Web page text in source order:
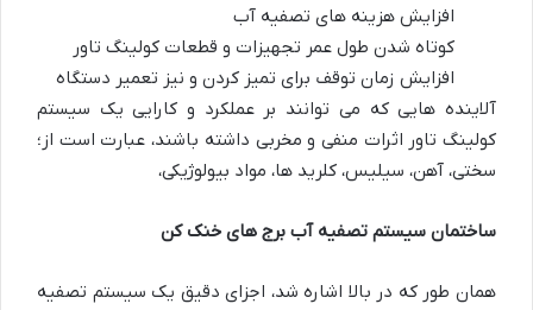
افزایش هزینه های تصفیه آب
کوتاه شدن طول عمر تجهیزات و قطعات کولینگ تاور
افزایش زمان توقف برای تمیز کردن و نیز تعمیر دستگاه
آلاینده هایی که می توانند بر عملکرد و کارایی یک سیستم
کولینگ تاور اثرات منفی و مخربی داشته باشند، عبارت است از؛
سختی، آهن، سیلیس، کلرید ها، مواد بیولوژیکی،
ساختمان سیستم تصفیه آب برج های خنک کن
همان طور که در بالا اشاره شد، اجزای دقیق یک سیستم تصفیه